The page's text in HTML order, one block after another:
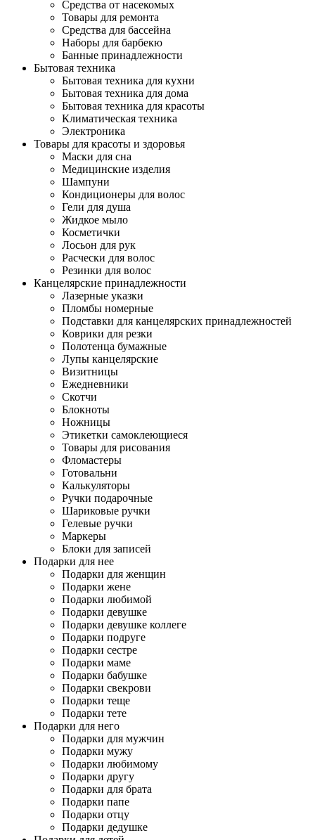
Средства от насекомых
Товары для ремонта
Средства для бассейна
Наборы для барбекю
Банные принадлежности
Бытовая техника
Бытовая техника для кухни
Бытовая техника для дома
Бытовая техника для красоты
Климатическая техника
Электроника
Товары для красоты и здоровья
Маски для сна
Медицинские изделия
Шампуни
Кондиционеры для волос
Гели для душа
Жидкое мыло
Косметички
Лосьон для рук
Расчески для волос
Резинки для волос
Канцелярские принадлежности
Лазерные указки
Пломбы номерные
Подставки для канцелярских принадлежностей
Коврики для резки
Полотенца бумажные
Лупы канцелярские
Визитницы
Ежедневники
Скотчи
Блокноты
Ножницы
Этикетки самоклеющиеся
Товары для рисования
Фломастеры
Готовальни
Калькуляторы
Ручки подарочные
Шариковые ручки
Гелевые ручки
Маркеры
Блоки для записей
Подарки для нее
Подарки для женщин
Подарки жене
Подарки любимой
Подарки девушке
Подарки девушке коллеге
Подарки подруге
Подарки сестре
Подарки маме
Подарки бабушке
Подарки свекрови
Подарки теще
Подарки тете
Подарки для него
Подарки для мужчин
Подарки мужу
Подарки любимому
Подарки другу
Подарки для брата
Подарки папе
Подарки отцу
Подарки дедушке